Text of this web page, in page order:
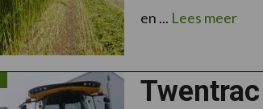
en ... Lees meer